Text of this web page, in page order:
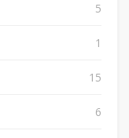
5
1
15
6